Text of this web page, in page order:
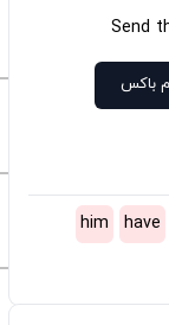
Send
باکس
have
him